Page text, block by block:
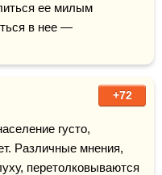
ее милым
в нее —
+72
густо,
Различные мнения,
перетолковываются